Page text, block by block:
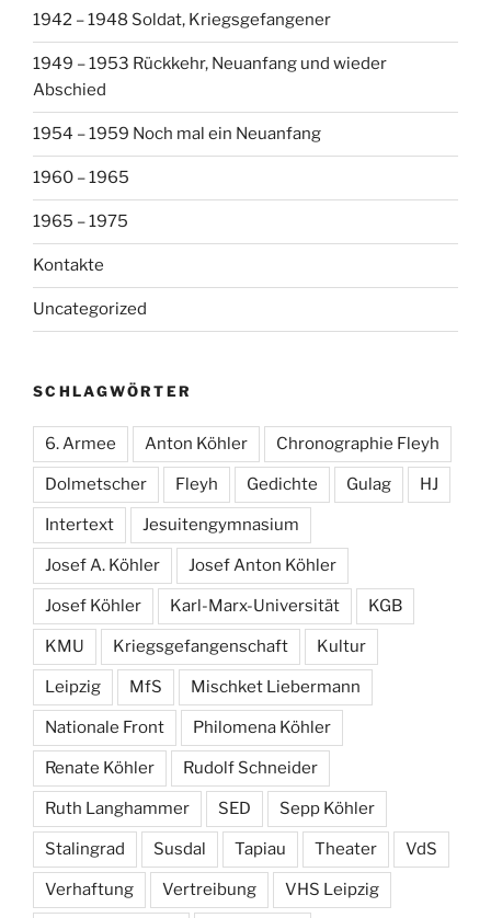
1942 – 1948 Soldat, Kriegsgefangener
1949 – 1953 Rückkehr, Neuanfang und wieder
Abschied
1954 – 1959 Noch mal ein Neuanfang
1960 – 1965
1965 – 1975
Kontakte
Uncategorized
SCHLAGWÖRTER
6. Armee Anton Köhler Chronographie Fleyh
Dolmetscher Fleyh Gedichte Gulag HJ
Intertext Jesuitengymnasium
Josef A. Köhler Josef Anton Köhler
Josef Köhler Karl-Marx-Universität KGB
KMU Kriegsgefangenschaft Kultur
Leipzig MfS Mischket Liebermann
Nationale Front Philomena Köhler
Renate Köhler Rudolf Schneider
Ruth Langhammer SED Sepp Köhler
Stalingrad Susdal Tapiau Theater VdS
Verhaftung Vertreibung VHS Leipzig